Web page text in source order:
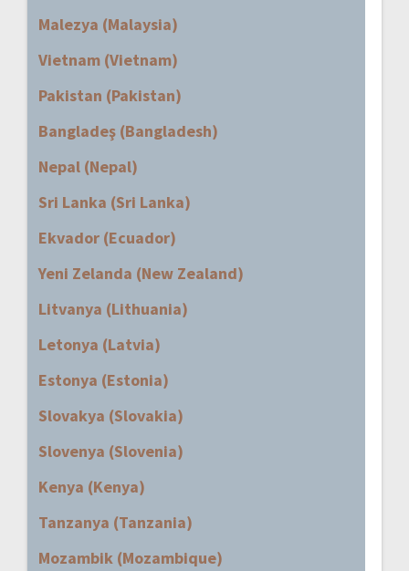
Malezya (Malaysia)
Vietnam (Vietnam)
Pakistan (Pakistan)
Bangladeş (Bangladesh)
Nepal (Nepal)
Sri Lanka (Sri Lanka)
Ekvador (Ecuador)
Yeni Zelanda (New Zealand)
Litvanya (Lithuania)
Letonya (Latvia)
Estonya (Estonia)
Slovakya (Slovakia)
Slovenya (Slovenia)
Kenya (Kenya)
Tanzanya (Tanzania)
Mozambik (Mozambique)